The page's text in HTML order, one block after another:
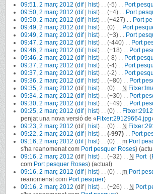
09:51, 2 març 2012 (dif| hist) (-5) Port
09:50, 2 març 2012 (dif| hist) (+4) Port
09:50, 2 març 2012 (dif| hist) (+427) Port
09:49, 2 març 2012 (dif| hist) (0) Port
09:49, 2 març 2012 (dif| hist) (+3) Port
09:47, 2 març 2012 (dif| hist) (-440) Port
09:46, 2 març 2012 (dif| hist) (+18) Port
09:46, 2 març 2012 (dif| hist) (-8) Port
09:37, 2 març 2012 (dif| hist) (-4) Port
09:37, 2 març 2012 (dif| hist) (-2) Port
09:36, 2 març 2012 (dif| hist) (+80) Port
09:35, 2 març 2012 (dif | hist) (0) N
09:34, 2 març 2012 (dif| hist) (+30) Port
09:30, 2 març 2012 (dif| hist) (+49) Port
09:25, 2 març 2012 (dif| hist) (0)
penjat una nova versió de «Fitxer:29129664.jpg
09:23, 2 març 2012 (dif | hist) (0) N
09:22, 2 març 2012 (dif| hist) (-997) Port
09:16, 2 març 2012 (dif| hist) (0) m Port
s'ha reanomenat com Port pesquer Roses)
09:16, 2 març 2012 (dif | hist) (+32) N Port‎ (
com Port pesquer Roses) (actual)
09:16, 2 març 2012 (dif| hist) (0) m Port
reanomenat com Port pesquer)
09:16, 2 març 2012 (dif | hist) (+26) N Port